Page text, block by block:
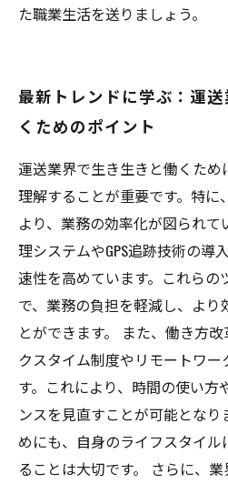
た職業生活を送りましょう。
最新トレンドに学ぶ：運
くためのポイント
運送業界で生き生きと働くた
理解することが重要です。特に
より、業務の効率化が図られて
理システムやGPS追跡技術の導
速性を高めています。これらの
で、業務の負担を軽減し、より
とができます。 また、働き方
クスタイム制度やリモートワ
す。これにより、時間の使い方
ンスを見直すことが可能とな
めにも、自身のライフスタイ
ることは大切です。 さらに、